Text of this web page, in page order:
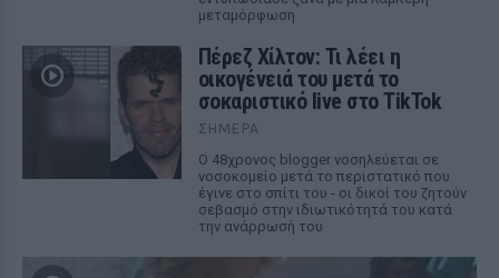
μεταμόρφωση
Πέρεζ Χίλτον: Τι λέει η
οικογένειά του μετά το
σοκαριστικό live στο TikTok
ΣΉΜΕΡΑ
Ο 48χρονος blogger νοσηλεύεται σε
νοσοκομείο μετά το περιστατικό που
έγινε στο σπίτι του - οι δικοί του ζητούν
σεβασμό στην ιδιωτικότητά του κατά
την ανάρρωσή του